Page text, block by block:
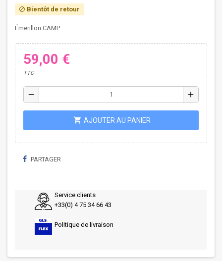
block Bientôt de retour
Émerillon CAMP
59,00 €
TTC
remove add
shopping_cart AJOUTER AU PANIER
PARTAGER
Service clients
+33(0) 4 75 34 66 43
Politique de livraison